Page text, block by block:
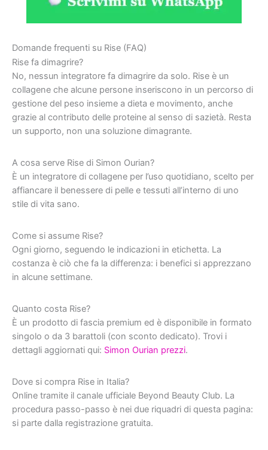
Domande frequenti su Rise (FAQ)
Rise fa dimagrire?
No, nessun integratore fa dimagrire da solo. Rise è un
collagene che alcune persone inseriscono in un percorso di
gestione del peso insieme a dieta e movimento, anche
grazie al contributo delle proteine al senso di sazietà. Resta
un supporto, non una soluzione dimagrante.
A cosa serve Rise di Simon Ourian?
È un integratore di collagene per l’uso quotidiano, scelto per
affiancare il benessere di pelle e tessuti all’interno di uno
stile di vita sano.
Come si assume Rise?
Ogni giorno, seguendo le indicazioni in etichetta. La
costanza è ciò che fa la differenza: i benefici si apprezzano
in alcune settimane.
Quanto costa Rise?
È un prodotto di fascia premium ed è disponibile in formato
singolo o da 3 barattoli (con sconto dedicato). Trovi i
dettagli aggiornati qui: Simon Ourian prezzi.
Dove si compra Rise in Italia?
Online tramite il canale ufficiale Beyond Beauty Club. La
procedura passo-passo è nei due riquadri di questa pagina:
si parte dalla registrazione gratuita.